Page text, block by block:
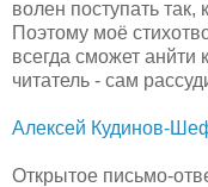
волен поступать
Поэтому моё
всегда сможет анйти
читатель - сам
Алексей Кудинов-
Открытое письмо-